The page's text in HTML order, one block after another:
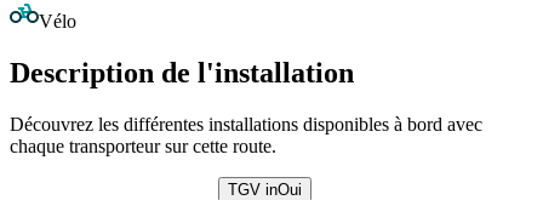
Vélo
Description de l'installation
Découvrez les différentes installations disponibles à bord avec
chaque transporteur sur cette route.
TGV inOui